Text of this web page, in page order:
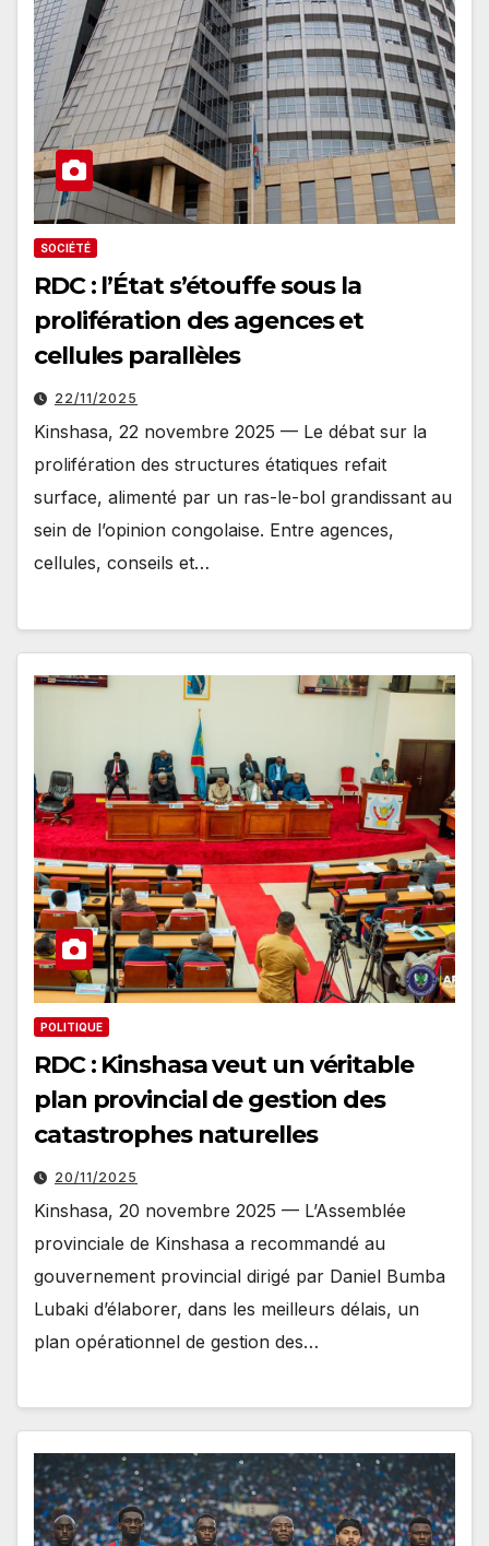
SOCIÉTÉ
RDC : l’État s’étouffe sous la
prolifération des agences et
cellules parallèles
22/11/2025
Kinshasa, 22 novembre 2025 — Le débat sur la
prolifération des structures étatiques refait
surface, alimenté par un ras-le-bol grandissant au
sein de l’opinion congolaise. Entre agences,
cellules, conseils et…
POLITIQUE
RDC : Kinshasa veut un véritable
plan provincial de gestion des
catastrophes naturelles
20/11/2025
Kinshasa, 20 novembre 2025 — L’Assemblée
provinciale de Kinshasa a recommandé au
gouvernement provincial dirigé par Daniel Bumba
Lubaki d’élaborer, dans les meilleurs délais, un
plan opérationnel de gestion des…